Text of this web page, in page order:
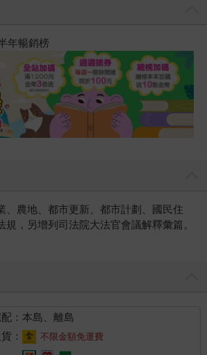
年暢銷榜
、農地、都市更新、都市計劃、國民住
，另增列司法院大法官會議解釋彙篇。
：本島、離島
：
不限金額免運費